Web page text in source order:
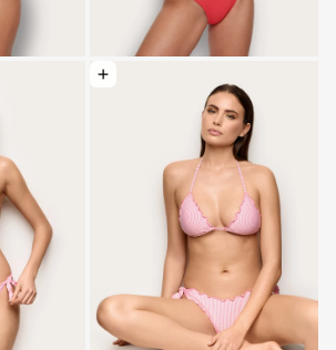
camisón con lazo - SeersuckerElegir opciones: Traje de baño